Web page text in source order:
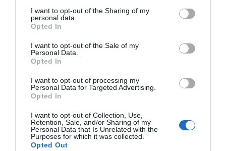
I want to opt-out of the Sharing of my
personal data.
Opted In
I want to opt-out of the Sale of my
Personal Data.
Opted In
I want to opt-out of processing my
Personal Data for Targeted Advertising.
Opted In
I want to opt-out of Collection, Use,
Retention, Sale, and/or Sharing of my
Personal Data that Is Unrelated with the
Purposes for which it was collected.
Opted Out
organismos considerados perjudiciales pueden contener
compuestos con potencial terapéutico significativo. Esta
dualidad refleja un principio fundamental en la
farmacología:muchas sustancias pueden ser tanto
dosis y la modificación química.
Los RiPP (péptidos sintetizados por ribosomas y
modificados post-traduccionalmente) representan una clase
diversa de productos naturales con amplio potencial